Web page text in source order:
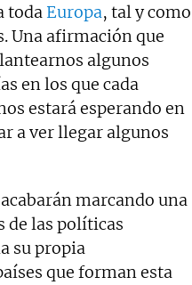
toda Europa, tal y como
Una afirmación que
algunos
en los que cada
estará esperando en
a ver llegar algunos
marcando una
de las políticas
su propia
que forman esta